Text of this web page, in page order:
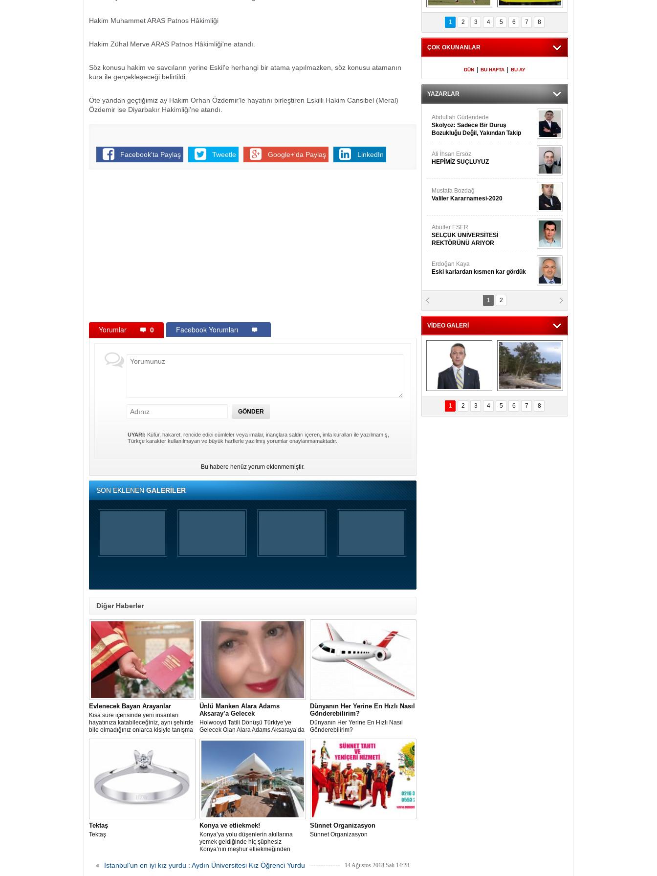
Hakim Muhammet ARAS Patnos Hâkimliği
Hakim Zühal Merve ARAS Patnos Hâkimliği'ne atandı.
Söz konusu hakim ve savcıların yerine Eskil'e herhangi bir atama yapılmazken, söz konusu atamanın
kura ile gerçekleşeceği belirtildi.
Öte yandan geçtiğimiz ay Hakim Orhan Özdemir'le hayatını birleştiren Eskilli Hakim Cansibel (Meral)
Özdemir ise Diyarbakır Hakimliği'ne atandı.
Facebook'ta Paylaş Tweetle Google+'da Paylaş LinkedIn
Yorumlar 0 Facebook Yorumları
UYARI: Küfür, hakaret, rencide edici cümleler veya imalar, inançlara saldırı içeren, imla kuralları ile yazılmamış,
Türkçe karakter kullanılmayan ve büyük harflerle yazılmış yorumlar onaylanmamaktadır.
Bu habere henüz yorum eklenmemiştir.
SON EKLENENGALERİLER
Diğer Haberler
Evlenecek Bayan Arayanlar
Kısa süre içerisinde yeni insanları
hayatınıza katabileceğiniz, aynı şehirde
bile olmadığınız onlarca kişiyle tanışma
olanağına sahip olduğunuz internet
Ünlü Manken Alara Adams
Aksaray’a Gelecek
Holwooyd Tatili Dönüşü Türkiye’ye
Gelecek Olan Alara Adams Aksaraya’da
Uğrayacak
Dünyanın Her Yerine En Hızlı Nasıl
Gönderebilirim?
Dünyanın Her Yerine En Hızlı Nasıl
Gönderebilirim?
Tektaş
Tektaş
Konya ve etliekmek!
Konya’ya yolu düşenlerin akıllarına
yemek geldiğinde hiç şüphesiz
Konya’nın meşhur etliekmeğinden
Sünnet Organizasyon
Sünnet Organizasyon
İstanbul'un en iyi kız yurdu : Aydın Üniversitesi Kız Öğrenci Yurdu 14 Ağustos 2018 Salı 14:28
Fenerbahçe
Voluntari 3 golle
geçti
Futbolun adresi beş
ülke...
1 2 3 4 5 6 7 8
ÇOK OKUNANLAR
DÜN BU HAFTA BU AY
YAZARLAR
Abdullah Güdendede
Skolyoz: Sadece Bir Duruş
Bozukluğu Değil, Yakından Takip
Gerekir
Ali İhsan Ersöz
HEPİMİZ SUÇLUYUZ
Mustafa Bozdağ
Valiler Kararnamesi-2020
Abütter ESER
SELÇUK ÜNİVERSİTESİ
REKTÖRÜNÜ ARIYOR
Erdoğan Kaya
Eski karlardan kısmen kar gördük
Yrd.Doç.Dr. İbrahim BAYKAN
Hüseyin Gök
Zaman ve İnsan
1 2
VİDEO GALERİ
Ali Koç'tan  Lefter
sezonunda herkesi
yeniden saygıya
davet!
Ağaçlar 5 Saniyede
Kayboldu!
SubhanAllah!
1 2 3 4 5 6 7 8